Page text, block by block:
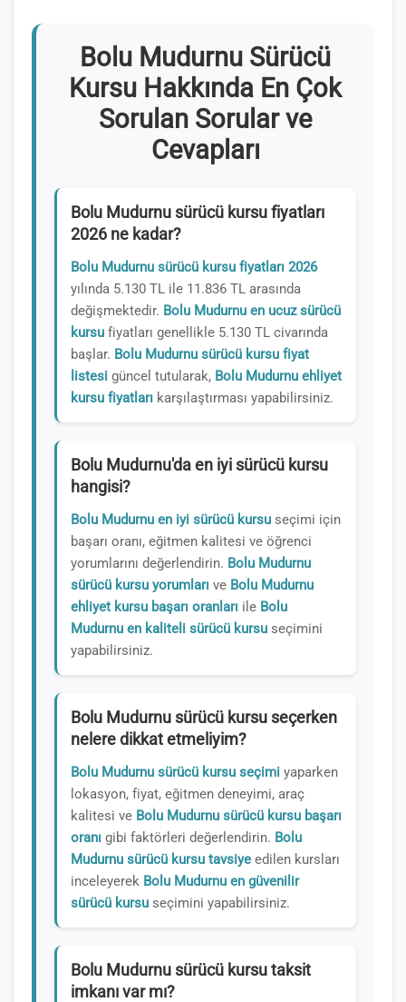
Bolu Mudurnu Sürücü
Kursu Hakkında En Çok
Sorulan Sorular ve
Cevapları
Bolu Mudurnu sürücü kursu fiyatları
2026 ne kadar?
Bolu Mudurnu sürücü kursu fiyatları 2026
yılında 5.130 TL ile 11.836 TL arasında
değişmektedir. Bolu Mudurnu en ucuz sürücü
kursu fiyatları genellikle 5.130 TL civarında
başlar. Bolu Mudurnu sürücü kursu fiyat
listesi güncel tutularak, Bolu Mudurnu ehliyet
kursu fiyatları karşılaştırması yapabilirsiniz.
Bolu Mudurnu'da en iyi sürücü kursu
hangisi?
Bolu Mudurnu en iyi sürücü kursu seçimi için
başarı oranı, eğitmen kalitesi ve öğrenci
yorumlarını değerlendirin. Bolu Mudurnu
sürücü kursu yorumları ve Bolu Mudurnu
ehliyet kursu başarı oranları ile Bolu
Mudurnu en kaliteli sürücü kursu seçimini
yapabilirsiniz.
Bolu Mudurnu sürücü kursu seçerken
nelere dikkat etmeliyim?
Bolu Mudurnu sürücü kursu seçimi yaparken
lokasyon, fiyat, eğitmen deneyimi, araç
kalitesi ve Bolu Mudurnu sürücü kursu başarı
oranı gibi faktörleri değerlendirin. Bolu
Mudurnu sürücü kursu tavsiye edilen kursları
inceleyerek Bolu Mudurnu en güvenilir
sürücü kursu seçimini yapabilirsiniz.
Bolu Mudurnu sürücü kursu taksit
imkanı var mı?